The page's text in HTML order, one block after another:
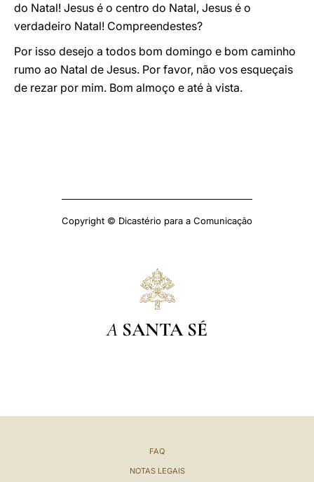
do Natal! Jesus é o centro do Natal, Jesus é o
verdadeiro Natal! Compreendestes?
Por isso desejo a todos bom domingo e bom caminho
rumo ao Natal de Jesus. Por favor, não vos esqueçais
de rezar por mim. Bom almoço e até à vista.
Copyright © Dicastério para a Comunicação
A SANTA SÉ
FAQ
NOTAS LEGAIS